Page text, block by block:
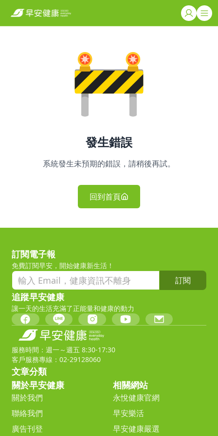
發生錯誤
系統發生未預期的錯誤，請稍後再試。
回到首頁
訂閱電子報
免費訂閱早安，開始健康新生活！
訂閱
追蹤早安健康
讓一天的生活充滿了正能量和健康的動力
服務時間：週一～週五 8:30-17:30
客戶服務專線：02-29128060
文章分類
關於早安健康
關於我們
聯絡我們
廣告刊登
相關網站
永悅健康官網
早安樂活
早安健康嚴選